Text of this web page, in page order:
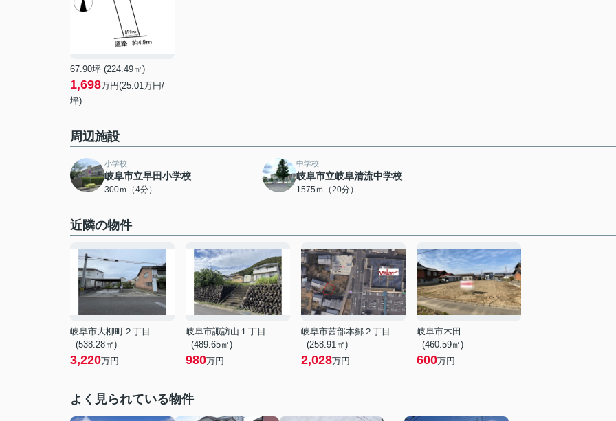
67.90坪 (224.49㎡)
1,698万円(25.01万円/
坪)
周辺施設
小学校
岐阜市立早田小学校
300ｍ（4分）
中学校
岐阜市立岐阜清流中学校
1575ｍ（20分）
近隣の物件
岐阜市大柳町２丁目
- (538.28㎡)
3,220万円
岐阜市諏訪山１丁目
- (489.65㎡)
980万円
岐阜市茜部本郷２丁目
- (258.91㎡)
2,028万円
岐阜市木田
- (460.59㎡)
600万円
よく見られている物件